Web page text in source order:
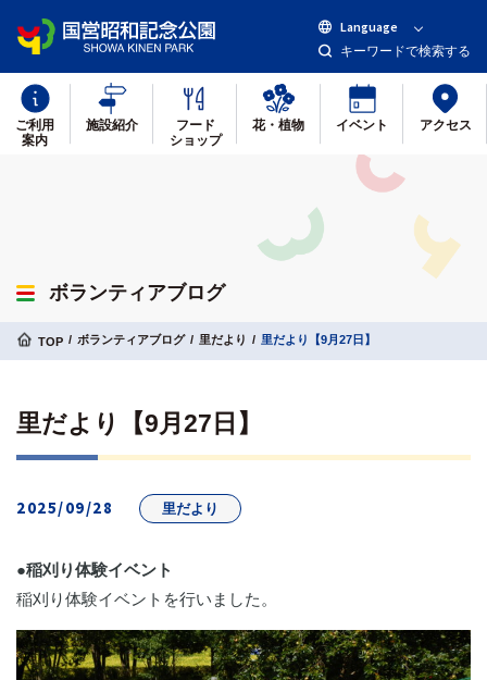
Language
キーワードで検索する
ご利用
案内
施設紹介
フード
ショップ
花・植物 イベント アクセス
ボランティアブログ
TOP ボランティアブログ 里だより 里だより【9月27日】
里だより【9月27日】
2025/09/28 里だより
●稲刈り体験イベント
稲刈り体験イベントを行いました。